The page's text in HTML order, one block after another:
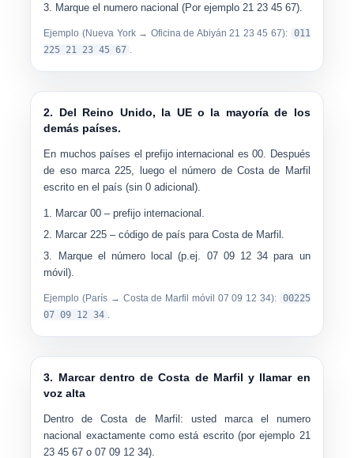
Marque elnumero nacional (Por ejemplo21 23 45 67).
Ejemplo (Nueva York → Oficina de Abiyán 21 23 45 67): 011
225 21 23 45 67 .
2. Del Reino Unido, la UE o la mayoría de los
demás países.
En muchos países el prefijo internacional es00. Después
de eso marca225, luego el número de Costa de Marfil
escrito en el país (sin 0 adicional).
Marcar00 – prefijo internacional.
Marcar225 – código de país para Costa de Marfil.
Marque el número local (p.ej. 07 09 12 34 para un
móvil).
Ejemplo (París → Costa de Marfil móvil 07 09 12 34): 00225
07 09 12 34 .
3. Marcar dentro de Costa de Marfil y llamar en
voz alta
Dentro de Costa de Marfil: usted marca el numero
nacional exactamente como está escrito (por ejemplo 21
23 45 67 o07 09 12 34).